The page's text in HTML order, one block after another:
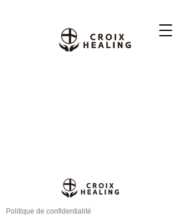
Politique de confidentialité